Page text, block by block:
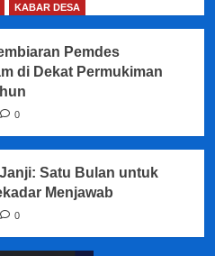
KABAR DESA
Pemdes
di Dekat Permukiman
0
Satu Bulan untuk
Menjawab
0